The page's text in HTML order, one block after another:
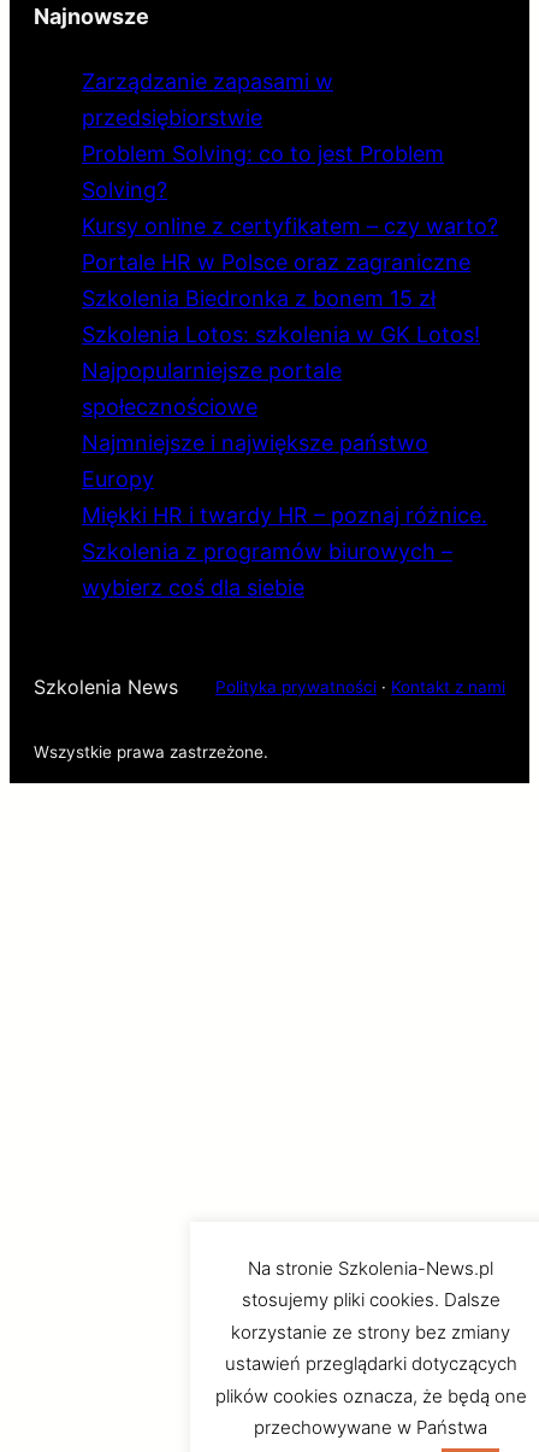
Najnowsze
Zarządzanie zapasami w
przedsiębiorstwie
Problem Solving: co to jest Problem
Solving?
Kursy online z certyfikatem – czy warto?
Portale HR w Polsce oraz zagraniczne
Szkolenia Biedronka z bonem 15 zł
Szkolenia Lotos: szkolenia w GK Lotos!
Najpopularniejsze portale
społecznościowe
Najmniejsze i największe państwo
Europy
Miękki HR i twardy HR – poznaj różnice.
Szkolenia z programów biurowych –
wybierz coś dla siebie
Szkolenia News Polityka prywatności · Kontakt z nami
Wszystkie prawa zastrzeżone.
Na stronie Szkolenia-News.pl
stosujemy pliki cookies. Dalsze
korzystanie ze strony bez zmiany
ustawień przeglądarki dotyczących
plików cookies oznacza, że będą one
przechowywane w Państwa